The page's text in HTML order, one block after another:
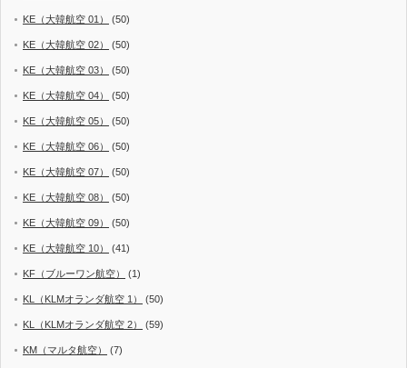
KE（大韓航空 01） (50)
KE（大韓航空 02） (50)
KE（大韓航空 03） (50)
KE（大韓航空 04） (50)
KE（大韓航空 05） (50)
KE（大韓航空 06） (50)
KE（大韓航空 07） (50)
KE（大韓航空 08） (50)
KE（大韓航空 09） (50)
KE（大韓航空 10） (41)
KF（ブルーワン航空） (1)
KL（KLMオランダ航空 1） (50)
KL（KLMオランダ航空 2） (59)
KM（マルタ航空） (7)